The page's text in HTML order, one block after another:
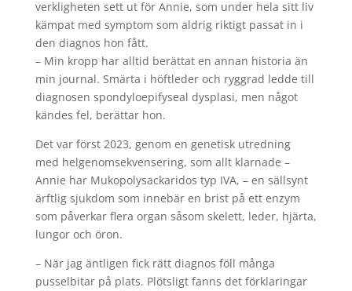
verkligheten sett ut för Annie, som under hela sitt liv
kämpat med symptom som aldrig riktigt passat in i
den diagnos hon fått.
– Min kropp har alltid berättat en annan historia än
min journal. Smärta i höftleder och ryggrad ledde till
diagnosen spondyloepifyseal dysplasi, men något
kändes fel, berättar hon.
Det var först 2023, genom en genetisk utredning
med helgenomsekvensering, som allt klarnade –
Annie har Mukopolysackaridos typ IVA, – en sällsynt
ärftlig sjukdom som innebär en brist på ett enzym
som påverkar flera organ såsom skelett, leder, hjärta,
lungor och öron.
– När jag äntligen fick rätt diagnos föll många
pusselbitar på plats. Plötsligt fanns det förklaringar